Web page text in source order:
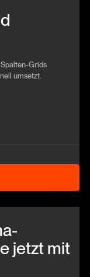
Grids
umsetzt.
jetzt mit